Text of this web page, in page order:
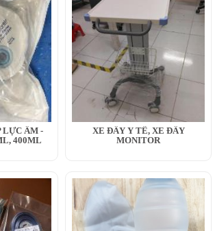
LỰC ÂM -
400ML
XE ĐẨY Y TẾ, XE ĐẨY
MONITOR